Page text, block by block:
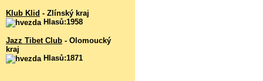
Klub Klid - Zlínský kraj
Hlasů:1958
Jazz Tibet Club - Olomoucký
kraj
Hlasů:1871